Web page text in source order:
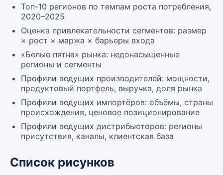
Топ-10 регионов по темпам роста потребления,
2020–2025
Оценка привлекательности сегментов: размер
× рост × маржа × барьеры входа
«Белые пятна» рынка: недонасыщенные
регионы и сегменты
Профили ведущих производителей: мощности,
продуктовый портфель, выручка, доля рынка
Профили ведущих импортёров: объёмы, страны
происхождения, ценовое позиционирование
Профили ведущих дистрибьюторов: регионы
присутствия, каналы, клиентская база
Список рисунков